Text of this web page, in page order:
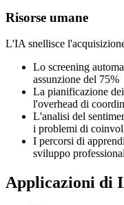
Risorse umane
L'IA snellisce
Lo screening
assunzione del 75%
La pianificazione
l'overhead di
L'analisi del
i problemi di
I percorsi di
sviluppo
Applicazioni di